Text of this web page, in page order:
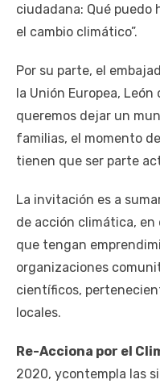
ciudadana: Qué puedo
el cambio climático”.
Por su parte, el
la Unión Europea, León
queremos dejar un
familias, el momento
tienen que ser parte
La invitación es a
de acción climática, en
que tengan
organizaciones
científicos,
locales.
Re-Acciona por el
2020, ycontempla las